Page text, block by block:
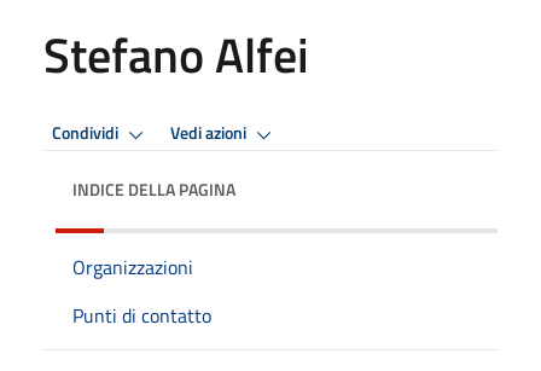
Stefano Alfei
Condividi Vedi azioni
INDICE DELLA PAGINA
Organizzazioni
Punti di contatto